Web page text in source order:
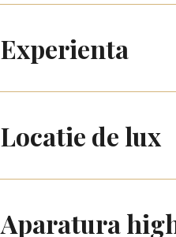
Experienta
Locatie de lux
Aparatura